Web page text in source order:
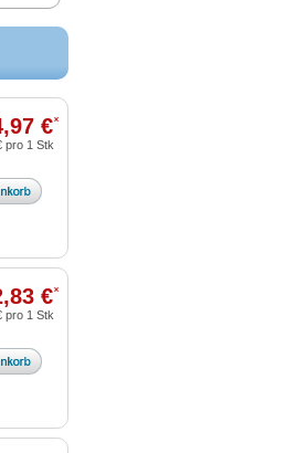
€*
pro 1 Stk
€*
pro 1 Stk